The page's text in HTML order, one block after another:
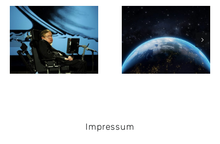
Anzeichen für
Leben auf
fernem
Exoplanet K2-
18b
Durch ein
Loch die
zu
würde 42
Minuten
Impressum